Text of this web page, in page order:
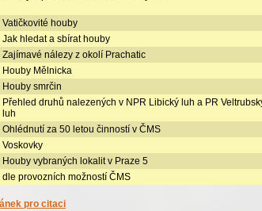
Vatičkovité houby
Jak hledat a sbírat houby
Zajímavé nálezy z okolí Prachatic
Houby Mělnicka
Houby smrčin
Přehled druhů nalezených v NPR Libický luh a PR
luh
Ohlédnutí za 50 letou činností v ČMS
Voskovky
Houby vybraných lokalit v Praze 5
dle provozních možností ČMS
pro citaci